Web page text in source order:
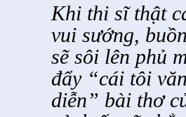
Khi thi sĩ thật
vui sướng,
sẽ sôi lên phủ
đẩy “cái tôi
diễn” bài thơ